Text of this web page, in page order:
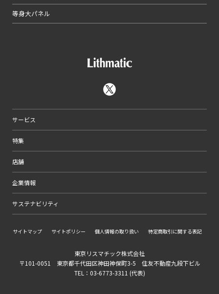
等身大パネル
サービス
特集
店舗
企業情報
サステナビリティ
サイトマップ サイトポリシー 個人情報の取り扱い 特定商取引に関する表記
東京リスマチック株式会社
〒101-0051 東京都千代田区神田神保町3-5 住友不動産九段下ビル
TEL：03-6773-3311 (代表)